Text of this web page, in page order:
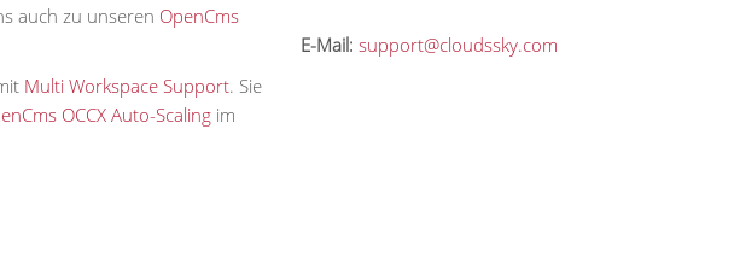
auch zu unseren OpenCms
Multi Workspace Support. Sie
OCCX Auto-Scaling im
E-Mail: support@cloudssky.com